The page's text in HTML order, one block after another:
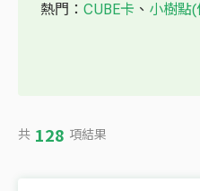
熱門： CUBE卡 、 小樹點
共 128 項結果